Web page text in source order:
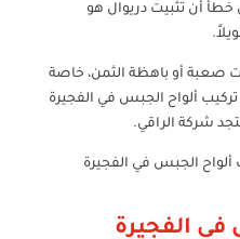
خطأً أن تثبيت دريوال هو
أو باهظة الثمن، خاصة
ألواح الجبس في الفجيرة
شركة الراقي.
الجبس في الفجيرة
في الفجيرة